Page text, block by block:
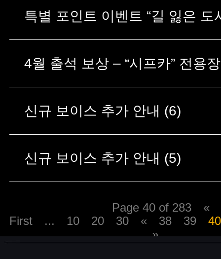
특별 포인트 이벤트 “길 잃은 도
신규 보이스 추가 안내 (6)
신규 보이스 추가 안내 (5)
Page 40 of 283
«
First
... 10 20 30 « 38 39
40
»